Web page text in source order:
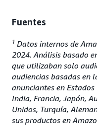
Fuentes
1 Datos internos de
2024. Análisis basado
que utilizaban solo
audiencias basadas en
anunciantes en
India, Francia, Japón,
Unidos, Turquía,
sus productos en